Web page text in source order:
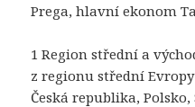
Prega, hlavní ekonom
1 Region střední a
z regionu střední
Česká republika,